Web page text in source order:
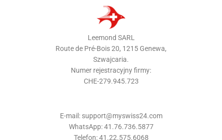
Leemond SARL
Route de Pré-Bois 20, 1215 Genewa,
Szwajcaria.
Numer rejestracyjny firmy:
CHE-279.945.723
E-mail: support@myswiss24.com
WhatsApp: 41.76.736.5877
Telefon: 41.22.575.6068